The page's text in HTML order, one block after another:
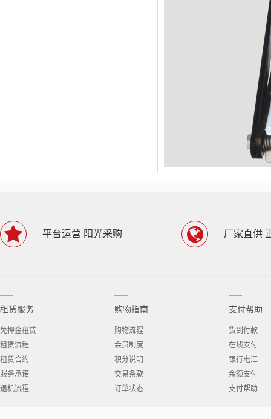
平台运营 阳光采购 厂家直供
租赁服务
免押金租赁
租赁流程
租赁合约
服务承诺
退机流程
购物指南
购物流程
会员制度
积分说明
交易条款
订单状态
支付帮助
货到付款
在线支付
银行电汇
余额支付
支付帮助